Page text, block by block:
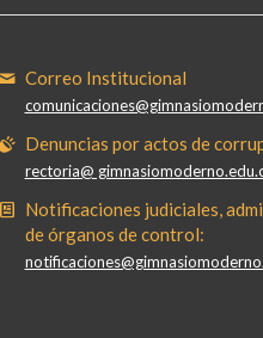
Correo Institucional
Denuncias por actos de
rectoria@
Notificaciones judiciales,
de órganos de control: